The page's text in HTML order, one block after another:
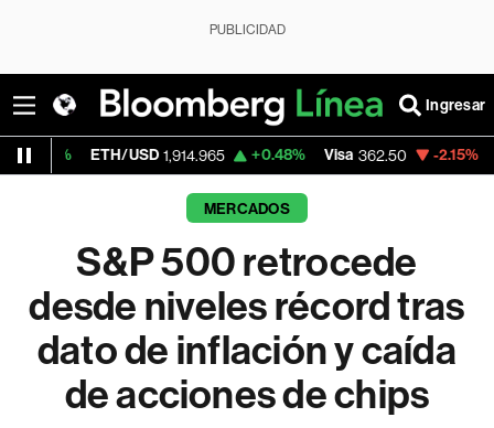
PUBLICIDAD
Ingresar
1,914.965 +0.48% Visa 362.50 -2.15% MercadoLibre
MERCADOS
S&P 500 retrocede
desde niveles récord tras
dato de inflación y caída
de acciones de chips